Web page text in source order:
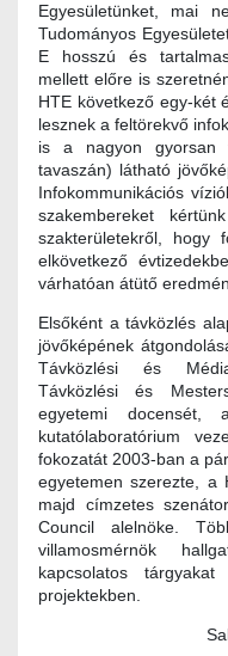
Egyesületünket, mai
Tudományos
E hosszú és
mellett előre is
HTE következő egy-két
lesznek a feltörekvő
is a nagyon gyorsan
tavaszán) látható
Infokommunikációs
szakembereket
szakterületekről, hogy
elkövetkező
várhatóan átütő
Elsőként a távközlés
jövőképének
Távközlési és
Távközlési és
egyetemi docensét,
kutatólaboratórium
fokozatát 2003-ban a
egyetemen szerezte, a
majd címzetes
Council alelnöke.
villamosmérnök
kapcsolatos
projektekben.